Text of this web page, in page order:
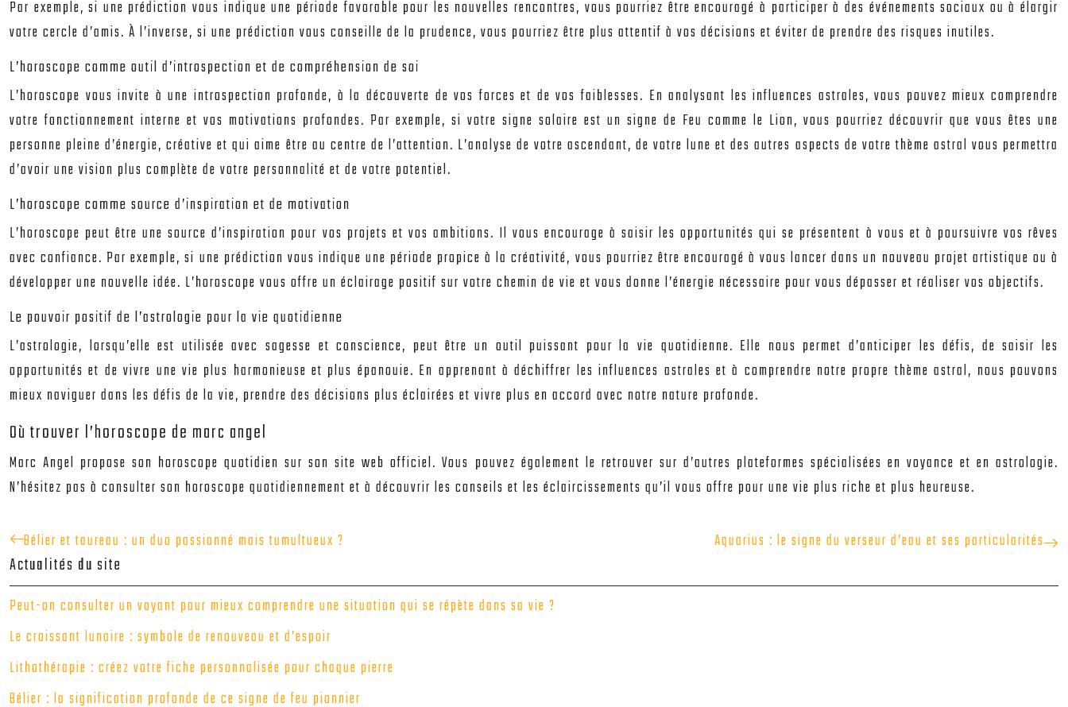
Par exemple, si une prédiction vous indique une période favorable pour les nouvelles rencontres, vous pourriez être encouragé à participer à des événements sociaux ou à élargir
votre cercle d’amis. À l’inverse, si une prédiction vous conseille de la prudence, vous pourriez être plus attentif à vos décisions et éviter de prendre des risques inutiles.
L’horoscope comme outil d’introspection et de compréhension de soi
L’horoscope vous invite à une introspection profonde, à la découverte de vos forces et de vos faiblesses. En analysant les influences astrales, vous pouvez mieux comprendre
votre fonctionnement interne et vos motivations profondes. Par exemple, si votre signe solaire est un signe de Feu comme le Lion, vous pourriez découvrir que vous êtes une
personne pleine d’énergie, créative et qui aime être au centre de l’attention. L’analyse de votre ascendant, de votre lune et des autres aspects de votre thème astral vous permettra
d’avoir une vision plus complète de votre personnalité et de votre potentiel.
L’horoscope comme source d’inspiration et de motivation
L’horoscope peut être une source d’inspiration pour vos projets et vos ambitions. Il vous encourage à saisir les opportunités qui se présentent à vous et à poursuivre vos rêves
avec confiance. Par exemple, si une prédiction vous indique une période propice à la créativité, vous pourriez être encouragé à vous lancer dans un nouveau projet artistique ou à
développer une nouvelle idée. L’horoscope vous offre un éclairage positif sur votre chemin de vie et vous donne l’énergie nécessaire pour vous dépasser et réaliser vos objectifs.
Le pouvoir positif de l’astrologie pour la vie quotidienne
L’astrologie, lorsqu’elle est utilisée avec sagesse et conscience, peut être un outil puissant pour la vie quotidienne. Elle nous permet d’anticiper les défis, de saisir les
opportunités et de vivre une vie plus harmonieuse et plus épanouie. En apprenant à déchiffrer les influences astrales et à comprendre notre propre thème astral, nous pouvons
mieux naviguer dans les défis de la vie, prendre des décisions plus éclairées et vivre plus en accord avec notre nature profonde.
Où trouver l’horoscope de marc angel
Marc Angel propose son horoscope quotidien sur son site web officiel. Vous pouvez également le retrouver sur d’autres plateformes spécialisées en voyance et en astrologie.
N’hésitez pas à consulter son horoscope quotidiennement et à découvrir les conseils et les éclaircissements qu’il vous offre pour une vie plus riche et plus heureuse.
Bélier et taureau : un duo passionné mais tumultueux ? Aquarius : le signe du verseur d’eau et ses particularités
Actualités du site
Peut-on consulter un voyant pour mieux comprendre une situation qui se répète dans sa vie ?
Le croissant lunaire : symbole de renouveau et d’espoir
Lithothérapie : créez votre fiche personnalisée pour chaque pierre
Bélier : la signification profonde de ce signe de feu pionnier